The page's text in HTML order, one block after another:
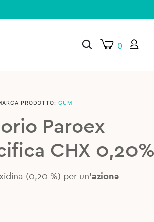
0
PRODOTTO: GUM
Paroex
CHX 0,20%
(0,20 %) per un’azione